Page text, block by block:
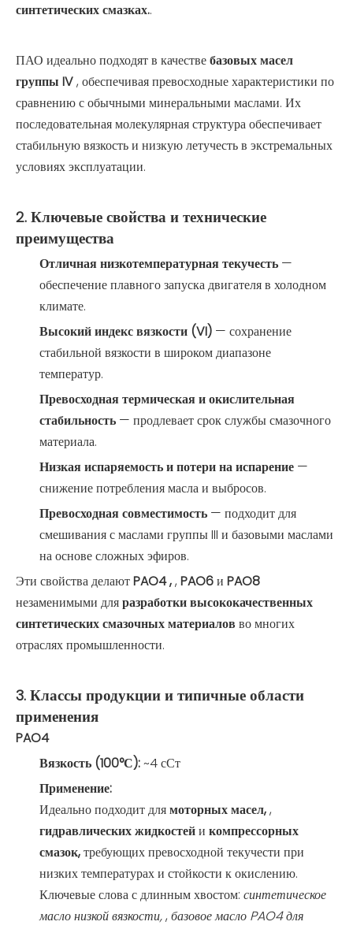
синтетических смазках..
ПАО идеально подходят в качествебазовых масел
группы IV, обеспечивая превосходные характеристики по
сравнению с обычными минеральными маслами. Их
последовательная молекулярная структура обеспечивает
стабильную вязкость и низкую летучесть в экстремальных
условиях эксплуатации.
2. Ключевые свойства и технические
преимущества
Отличная низкотемпературная текучесть —
обеспечение плавного запуска двигателя в холодном
климате.
Высокий индекс вязкости (VI) — сохранение
стабильной вязкости в широком диапазоне
температур.
Превосходная термическая и окислительная
стабильность — продлевает срок службы смазочного
материала.
Низкая испаряемость и потери на испарение —
снижение потребления масла и выбросов.
Превосходная совместимость — подходит для
смешивания с маслами группы III и базовыми маслами
на основе сложных эфиров.
Эти свойства делаютPAO4 ,, PAO6и PAO8
незаменимыми дляразработки высококачественных
синтетических смазочных материалов во многих
отраслях промышленности.
3. Классы продукции и типичные области
применения
PAO4
Вязкость (100°С):~4 сСт
Применение:
Идеально подходит длямоторных масел,,
гидравлических жидкостейи компрессорных
смазок,требующих превосходной текучести при
низких температурах и стойкости к окислению.
Ключевые слова с длинным хвостом: синтетическое
масло низкой вязкости,, базовое масло PAO4 для